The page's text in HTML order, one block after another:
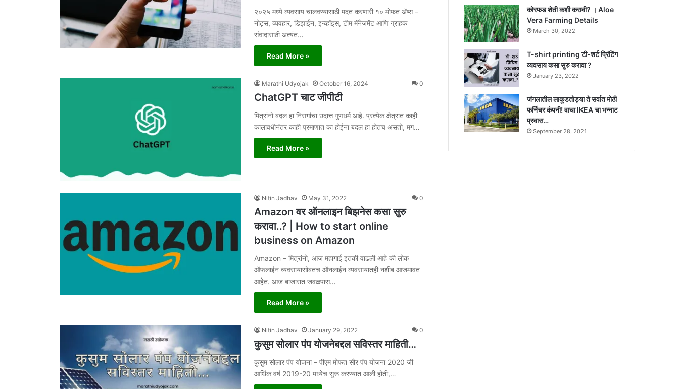
२०२५ मध्ये व्यवसाय चालवण्यासाठी मदत करणारी १० मोफत अ‍ॅप्स –
नोट्स, व्यवहार, डिझाईन, इन्व्हॉइस, टीम मॅनेजमेंट आणि ग्राहक
संवादासाठी अत्यंत…
Read More »
Marathi Udyojak October 16, 2024 0
ChatGPT चाट जीपीटी
मित्रांनो बदल हा निसर्गाचा उदात्त गुणधर्म आहे. प्रत्येक क्षेत्रात काही
कालावधीनंतर काही प्रमाणात का होईना बदल हा होतच असतो, मग…
Read More »
Nitin Jadhav May 31, 2022 0
Amazon वर ऑनलाइन बिझनेस कसा सुरु
करावा..? | How to start online
business on Amazon
Amazon – मित्रांनो, आज महागाई इतकी वाढली आहे की लोक
ऑफलाईन व्यवसायासोबतच ऑनलाईन व्यवसायातही नशीब आजमावत
आहेत. आज बाजारात जवळपास…
Read More »
Nitin Jadhav January 29, 2022 0
कुसुम सोलार पंप योजनेबद्दल सविस्तर माहिती…
कुसुम सोलार पंप योजना – पीएम मोफत सौर पंप योजना 2020 जी
आर्थिक वर्ष 2019-20 मध्येच सुरू करण्यात आली होती,…
कोरफड शेती कशी करावी? । Aloe
Vera Farming Details
March 30, 2022
T-shirt printing टी-शर्ट प्रिंटिंग
व्यवसाय कसा सुरु करावा ?
January 23, 2022
जंगलातील लाकूडतोड्या ते सर्वात मोठी
फर्निचर कंपनी! वाचा IKEA चा भन्नाट
प्रवास…
September 28, 2021